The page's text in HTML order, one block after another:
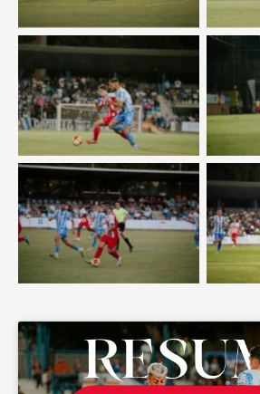
Sin leyenda
Sin leyenda